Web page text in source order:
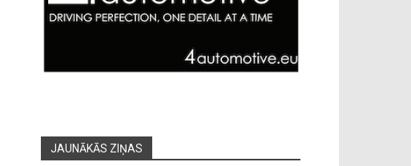
JAUNĀKĀS ZIŅAS